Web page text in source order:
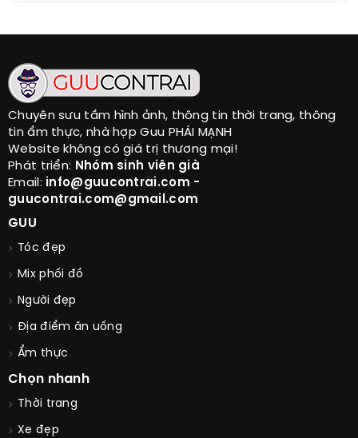
Chuyên sưu tầm hình ảnh, thông tin thời trang, thông
tin ẩm thực, nhà hợp Guu PHÁI MẠNH
Website không có giá trị thương mại!
Phát triển:
guucontrai.com@gmail.com
GUU
Tóc đẹp
Mix phối đồ
Người đẹp
Địa điểm ăn uống
Ẩm thực
Chọn nhanh